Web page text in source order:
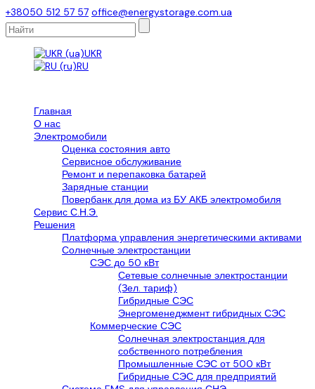
+38050 512 57 57 office@energystorage.com.ua
UKR
RU
Главная
О нас
Электромобили
Оценка состояния авто
Сервисное обслуживание
Ремонт и перепаковка батарей
Зарядные станции
Повербанк для дома из БУ АКБ электромобиля
Сервис С.Н.Э.
Решения
Платформа управления энергетическими активами
Солнечные электростанции
СЭС до 50 кВт
Сетевые солнечные электростанции
(Зел. тариф)
Гибридные СЭС
Энергоменеджмент гибридных СЭС
Коммерческие СЭС
Солнечная электростанция для
собственного потребления
Промышленные СЭС от 500 кВт
Гибридные СЭС для предприятий